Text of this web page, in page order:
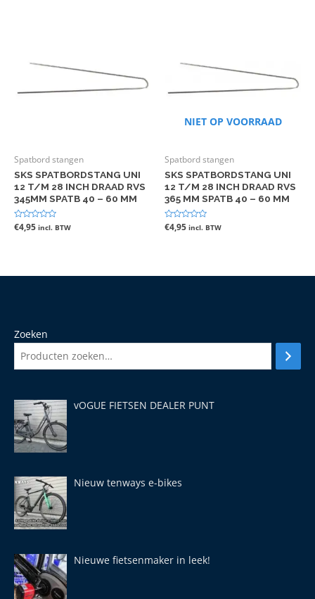
Spatbord stangen
SKS SPATBORDSTANG UNI
12 T/M 28 INCH DRAAD RVS
345MM SPATB 40 – 60 MM
Gewaardeerd
€4,95 incl. BTW
NIET OP VOORRAAD
Spatbord stangen
SKS SPATBORDSTANG UNI
12 T/M 28 INCH DRAAD RVS
365 MM SPATB 40 – 60 MM
Gewaardeerd
€4,95 incl. BTW
Zoeken
vOGUE FIETSEN DEALER PUNT
Nieuw tenways e-bikes
Nieuwe fietsenmaker in leek!